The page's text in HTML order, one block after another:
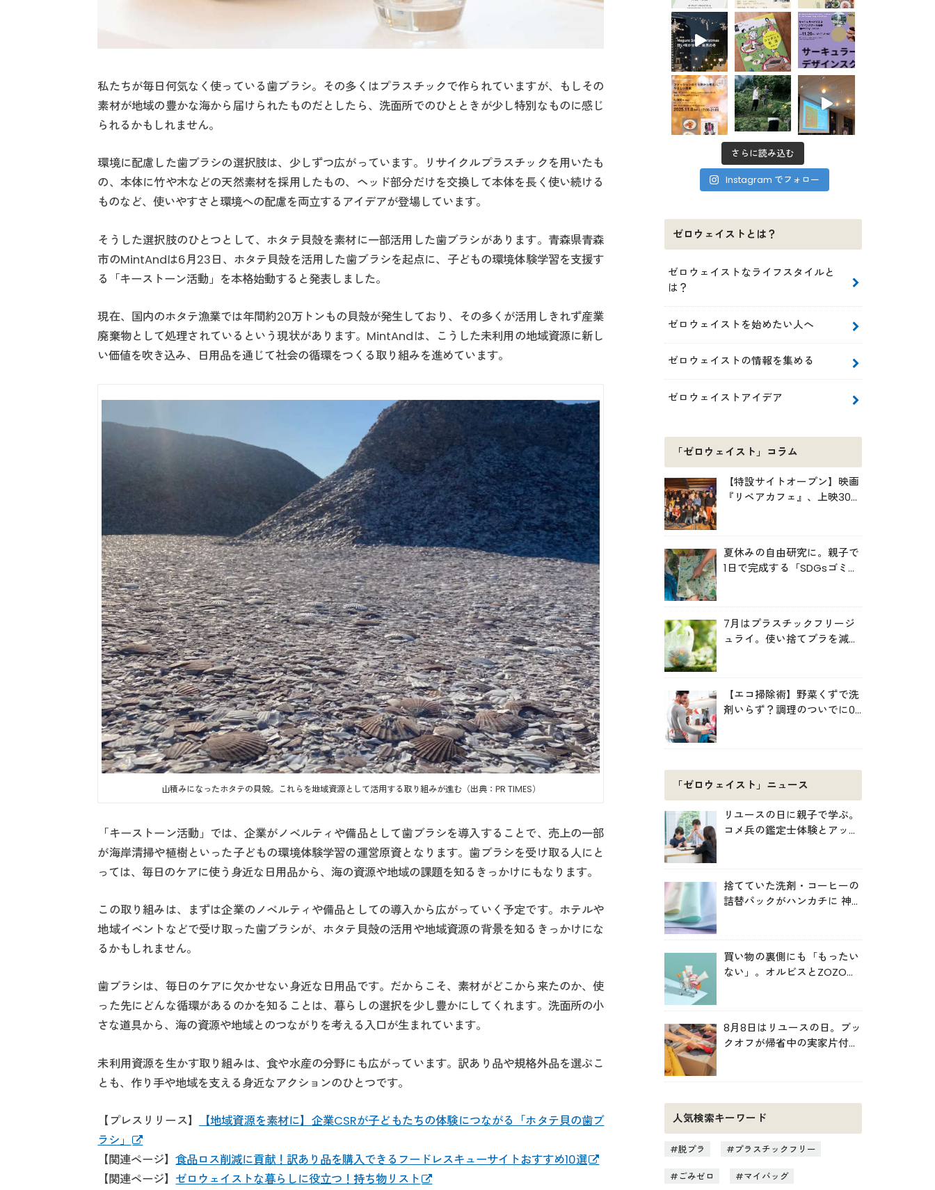
私たちが毎日何気なく使っている歯ブラシ。その多くはプラスチックで作られていますが、もしその
素材が地域の豊かな海から届けられたものだとしたら、洗面所でのひとときが少し特別なものに感じ
られるかもしれません。
環境に配慮した歯ブラシの選択肢は、少しずつ広がっています。リサイクルプラスチックを用いたも
の、本体に竹や木などの天然素材を採用したもの、ヘッド部分だけを交換して本体を長く使い続ける
ものなど、使いやすさと環境への配慮を両立するアイデアが登場しています。
そうした選択肢のひとつとして、ホタテ貝殻を素材に一部活用した歯ブラシがあります。青森県青森
市のMintAndは6月23日、ホタテ貝殻を活用した歯ブラシを起点に、子どもの環境体験学習を支援す
る「キーストーン活動」を本格始動すると発表しました。
現在、国内のホタテ漁業では年間約20万トンもの貝殻が発生しており、その多くが活用しきれず産業
廃棄物として処理されているという現状があります。MintAndは、こうした未利用の地域資源に新し
い価値を吹き込み、日用品を通じて社会の循環をつくる取り組みを進めています。
山積みになったホタテの貝殻。これらを地域資源として活用する取り組みが進む（出典：PR TIMES）
「キーストーン活動」では、企業がノベルティや備品として歯ブラシを導入することで、売上の一部
が海岸清掃や植樹といった子どもの環境体験学習の運営原資となります。歯ブラシを受け取る人にと
っては、毎日のケアに使う身近な日用品から、海の資源や地域の課題を知るきっかけにもなります。
この取り組みは、まずは企業のノベルティや備品としての導入から広がっていく予定です。ホテルや
地域イベントなどで受け取った歯ブラシが、ホタテ貝殻の活用や地域資源の背景を知るきっかけにな
るかもしれません。
歯ブラシは、毎日のケアに欠かせない身近な日用品です。だからこそ、素材がどこから来たのか、使
った先にどんな循環があるのかを知ることは、暮らしの選択を少し豊かにしてくれます。洗面所の小
さな道具から、海の資源や地域とのつながりを考える入口が生まれています。
未利用資源を生かす取り組みは、食や水産の分野にも広がっています。訳あり品や規格外品を選ぶこ
とも、作り手や地域を支える身近なアクションのひとつです。
【プレスリリース】
【地域資源を素材に】企業CSRが子どもたちの体験につながる「ホタテ貝の歯ブ
ラシ」
【関連ページ】食品ロス削減に貢献！訳あり品を購入できるフードレスキューサイトおすすめ10選
【関連ページ】 ゼロウェイストな暮らしに役立つ！持ち物リスト
さらに読み込む
Instagram でフォロー
ゼロウェイストとは？
ゼロウェイストなライフスタイルと
は？
ゼロウェイストを始めたい人へ
ゼロウェイストの情報を集める
ゼロウェイストアイデア
「ゼロウェイスト」コラム
【特設サイトオープン】映画
『リペアカフェ』、上映300
夏休みの自由研究に。親子で
1日で完成する「SDGsゴミ・
7月はプラスチックフリージ
ュライ。使い捨てプラを減ら
【エコ掃除術】野菜くずで洗
剤いらず？調理のついでに0
「ゼロウェイスト」ニュース
リユースの日に親子で学ぶ。
コメ兵の鑑定士体験とアップ
捨てていた洗剤・コーヒーの
詰替パックがハンカチに 神
買い物の裏側にも「もったい
ない」。オルビスとZOZOが
8月8日はリユースの日。ブッ
クオフが帰省中の実家片付け
人気検索キーワード
脱プラ プラスチックフリー
ごみゼロ マイバッグ